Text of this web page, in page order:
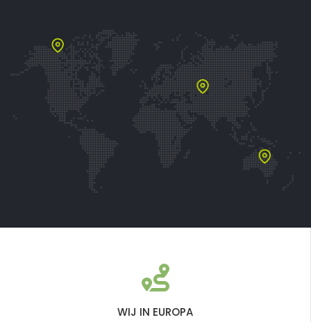
WIJ IN EUROPA